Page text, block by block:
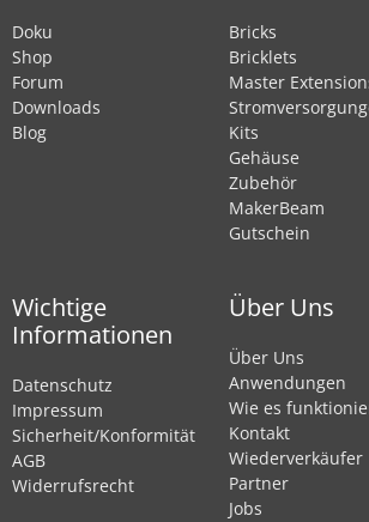
Doku
Shop
Forum
Downloads
Blog
Bricks
Bricklets
Master
Kits
Gehäuse
Zubehör
MakerBeam
Gutschein
Wichtige
Informationen
Datenschutz
Impressum
Sicherheit/Konformität
AGB
Widerrufsrecht
Über Uns
Über Uns
Anwendungen
Wie es
Kontakt
Wiederverkäufer
Partner
Jobs